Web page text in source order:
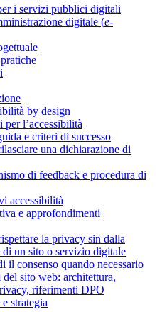
i servizi pubblici digitali
digitale (e-
by design
per l’accessibilità
e criteri di successo
una dichiarazione di
di feedback e procedura di
accessibilità
e approfondimenti
la privacy sin dalla
di un sito o servizio digitale
il consenso quando necessario
del sito web: architettura,
riferimenti DPO
strategia